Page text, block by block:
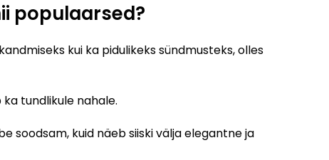
populaarsed?
kui ka pidulikeks sündmusteks, olles
tundlikule nahale.
soodsam, kuid näeb siiski välja elegantne ja